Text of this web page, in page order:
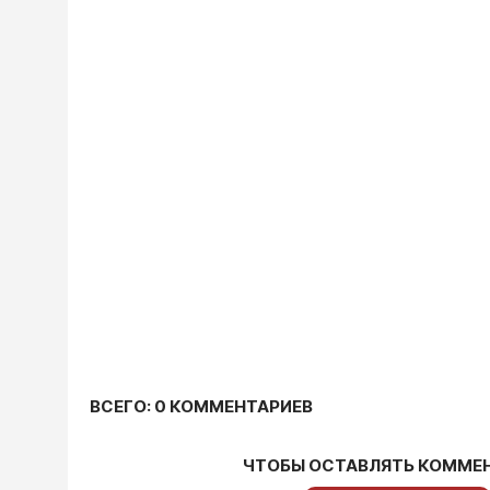
ВСЕГО: 0 КОММЕНТАРИЕВ
ЧТОБЫ ОСТАВЛЯТЬ